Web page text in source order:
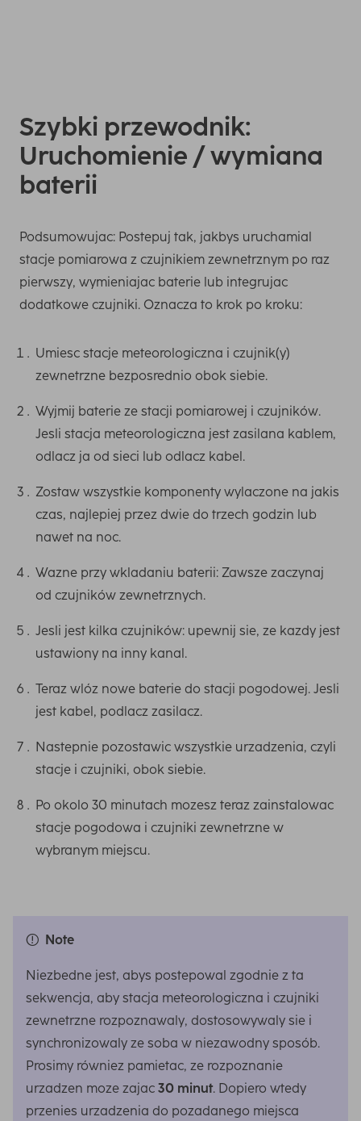
Szybki przewodnik:
Uruchomienie / wymiana
baterii
Podsumowujac: Postepuj tak, jakbys uruchamial
stacje pomiarowa z czujnikiem zewnetrznym po raz
pierwszy, wymieniajac baterie lub integrujac
dodatkowe czujniki. Oznacza to krok po kroku:
Umiesc stacje meteorologiczna i czujnik(y)
zewnetrzne bezposrednio obok siebie.
Wyjmij baterie ze stacji pomiarowej i czujników.
Jesli stacja meteorologiczna jest zasilana kablem,
odlacz ja od sieci lub odlacz kabel.
Zostaw wszystkie komponenty wylaczone na jakis
czas, najlepiej przez dwie do trzech godzin lub
nawet na noc.
Wazne przy wkladaniu baterii: Zawsze zaczynaj
od czujników zewnetrznych.
Jesli jest kilka czujników: upewnij sie, ze kazdy jest
ustawiony na inny kanal.
Teraz wlóz nowe baterie do stacji pogodowej. Jesli
jest kabel, podlacz zasilacz.
Nastepnie pozostawic wszystkie urzadzenia, czyli
stacje i czujniki, obok siebie.
Po okolo 30 minutach mozesz teraz zainstalowac
stacje pogodowa i czujniki zewnetrzne w
wybranym miejscu.
Note
Niezbedne jest, abys postepowal zgodnie z ta
sekwencja, aby stacja meteorologiczna i czujniki
zewnetrzne rozpoznawaly, dostosowywaly sie i
synchronizowaly ze soba w niezawodny sposób.
Prosimy równiez pamietac, ze rozpoznanie
urzadzen moze zajac 30 minut. Dopiero wtedy
przenies urzadzenia do pozadanego miejsca